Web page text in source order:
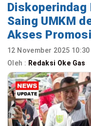
Diskoperindag
Saing UMKM
Akses
12 November 2025 10:30
Oleh : Redaksi Oke Gas